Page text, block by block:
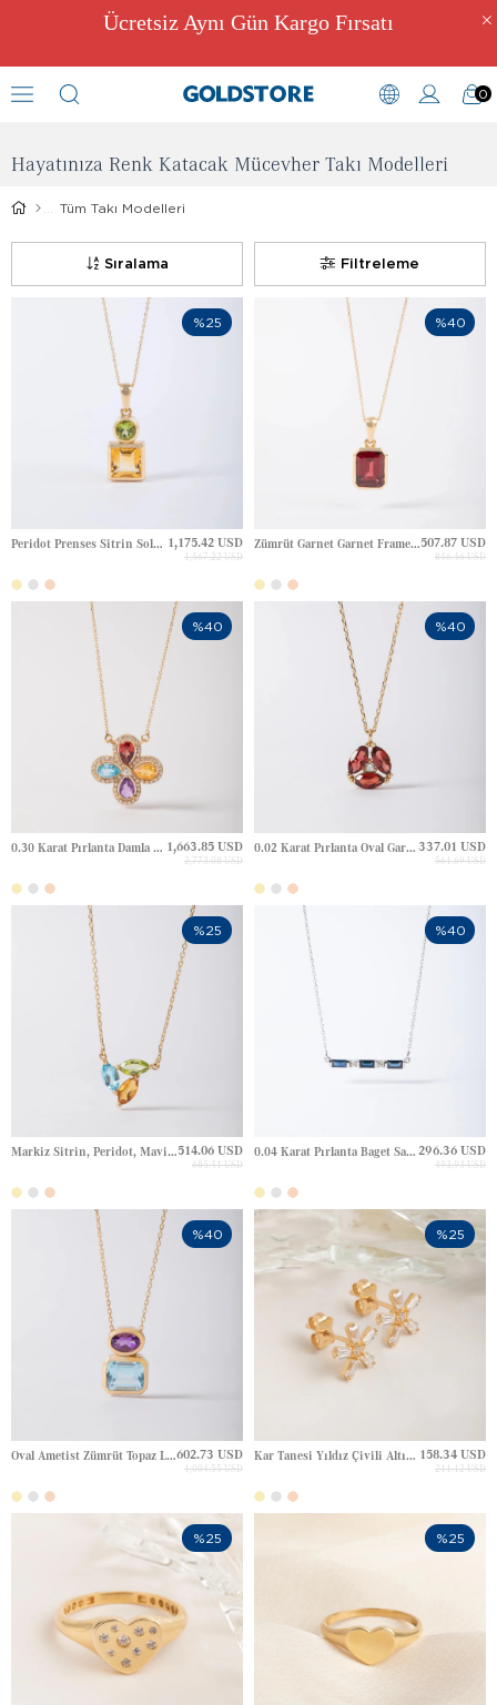
Ücretsiz Aynı Gün Kargo Fırsatı
0
Takı Modelleri
Hayatınıza Renk Katacak Mücevher Takı Modelleri
Tüm Takı Modelleri
Filtreleme
Sıralama
Peridot Prenses Sitrin Soleil Aura Blok Tasarım Altın Kolye 1,175.42 USD
1,567.22 USD
%25
Zümrüt Garnet Garnet Frame Blok Altın Kolye507.87 USD
846.46 USD
%40
0.30 Karat Pırlanta Damla Ametist, Topaz, Garnet, Sitrin Clover Aura Lüks Halo Altın Kolye 1,663.85 USD
2,773.08 USD
%40
0.02 Karat Pırlanta Oval Garnet Garnet Üçleme Elmas Altın Kolye 337.01 USD
561.69 USD
%40
Markiz Sitrin, Peridot, Mavi Topaz Trilogy Aura Yaprak Altın Kolye514.06 USD
685.41 USD
%25
0.04 Karat Pırlanta Baget Safir Ocean Aura Baget Kolye Altın Kolye 296.36 USD
493.93 USD
%40
Oval Ametist Zümrüt Topaz Lavande Aura Blok Tasarım Altın Kolye602.73 USD
1,004.55 USD
%40
Kar Tanesi Yıldız Çivili Altın Küpe 158.34 USD
211.12 USD
%25
%25 %25